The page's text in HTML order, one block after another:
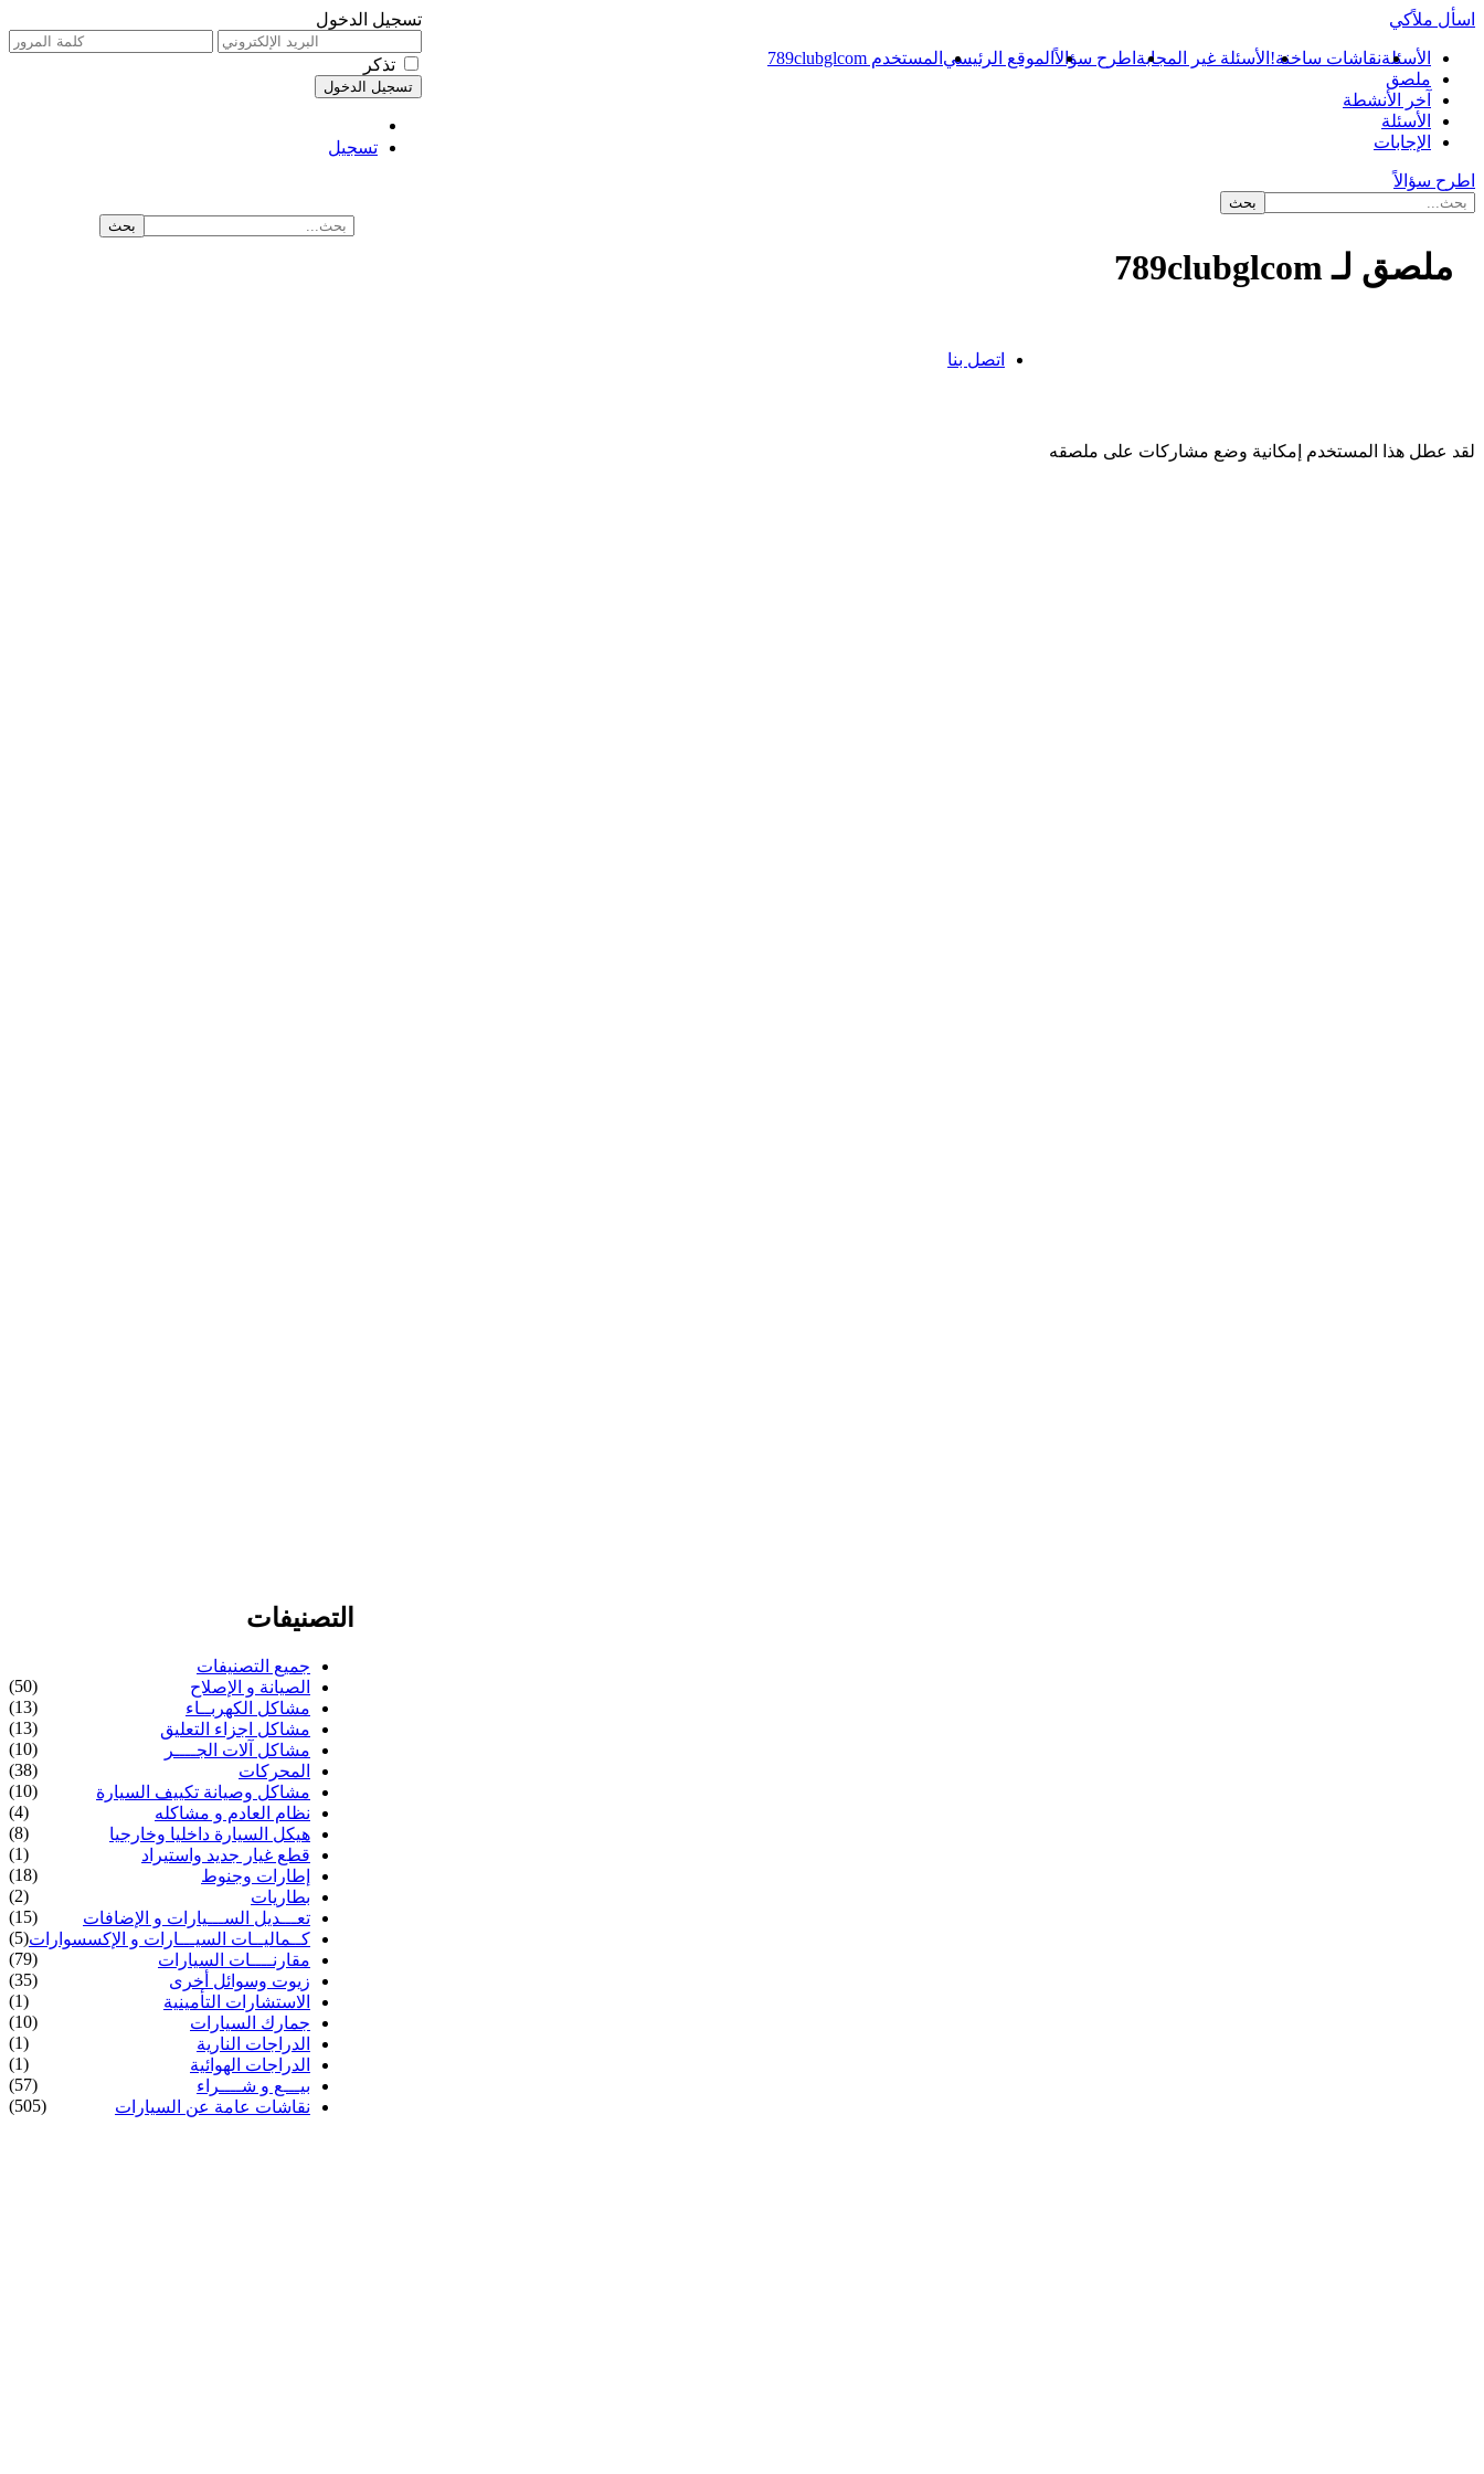
تسجيل الدخول
تذكر
تسجيل
اسأل ملاًكي
الأسئلةنقاشات ساخنة! الأسئلة غير المجابة اطرح سؤالاًالموقع الرئيسي المستخدم 789clubglcom
ملصق
آخر الأنشطة
الأسئلة
الإجابات
اطرح سؤالاً
ملصق لـ 789clubglcom
لقد عطل هذا المستخدم إمكانية وضع مشاركات على ملصقه
التصنيفات
جميع التصنيفات
الصيانة و الإصلاح
(50)
مشاكل الكهربــاء
(13)
مشاكل اجزاء التعليق
(13)
مشاكل آلات الجــــر
(10)
المحركات
(38)
مشاكل وصيانة تكييف السيارة
(10)
نظام العادم و مشاكله
(4)
هيكل السيارة داخليا وخارجيا
(8)
قطع غيار جديد واستيراد
(1)
إطارات وجنوط
(18)
بطاريات
(2)
تعـــديل الســـيارات و الإضافات
(15)
كــماليــات السيـــارات و الإكسسوارات(5)
مقارنــــات السيارات
(79)
زيوت وسوائل أخرى
(35)
الاستشارات التأمينية
(1)
جمارك السيارات
(10)
الدراجات النارية
(1)
الدراجات الهوائية
(1)
بيـــع و شــــراء
(57)
نقاشات عامة عن السيارات
(505)
اتصل بنا